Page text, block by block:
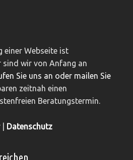
einer Webseite ist
sind wir von Anfang an
Sie uns an oder mailen Sie
zeitnah einen
Beratungstermin.
| Datenschutz